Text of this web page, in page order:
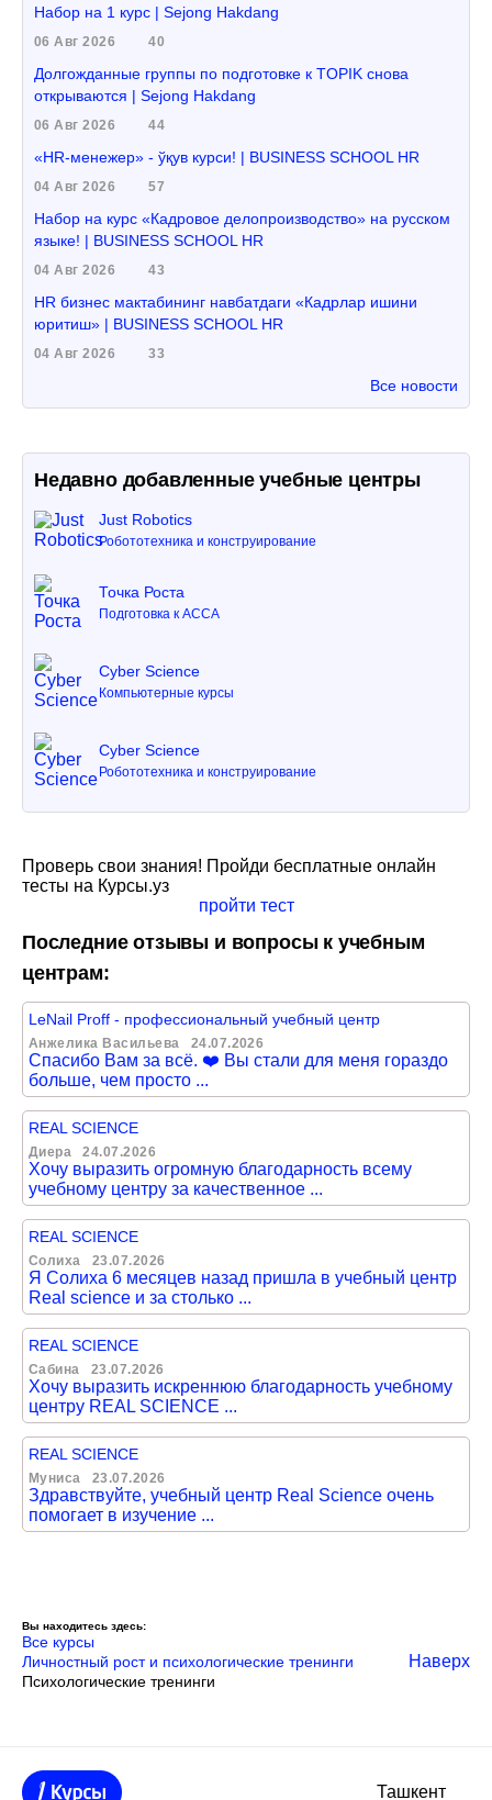
Набор на 1 курс | Sejong Hakdang
06 Авг 2026 40
Долгожданные группы по подготовке к TOPIK снова
открываются | Sejong Hakdang
06 Авг 2026 44
«HR-менежер» - ўқув курси! | BUSINESS SCHOOL HR
04 Авг 2026 57
Набор на курс «Кадровое делопроизводство» на русском
языке! | BUSINESS SCHOOL HR
04 Авг 2026 43
HR бизнес мактабининг навбатдаги «Кадрлар ишини
юритиш» | BUSINESS SCHOOL HR
04 Авг 2026 33
Все новости
Недавно добавленные учебные центры
Just Robotics
Робототехника и конструирование
Точка Роста
Подготовка к ACCA
Cyber Science
Компьютерные курсы
Cyber Science
Робототехника и конструирование
Проверь свои знания! Пройди бесплатные онлайн
тесты на Курсы.уз
пройти тест
Последние отзывы и вопросы к учебным
центрам:
LeNail Proff - профессиональный учебный центр
Анжелика Васильева 24.07.2026
Спасибо Вам за всё. ❤️ Вы стали для меня гораздо
больше, чем просто ...
REAL SCIENCE
Диера 24.07.2026
Хочу выразить огромную благодарность всему
учебному центру за качественное ...
REAL SCIENCE
Солиха 23.07.2026
Я Солиха 6 месяцев назад пришла в учебный центр
Real science и за столько ...
REAL SCIENCE
Сабина 23.07.2026
Хочу выразить искреннюю благодарность учебному
центру REAL SCIENCE ...
REAL SCIENCE
Муниса 23.07.2026
Здравствуйте, учебный центр Real Science очень
помогает в изучение ...
Вы находитесь здесь:
Все курсы
Личностный рост и психологические тренинги
Психологические тренинги
Наверх
Ташкент